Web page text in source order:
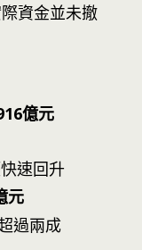
資金並未撤
億元
速回升
元
過兩成